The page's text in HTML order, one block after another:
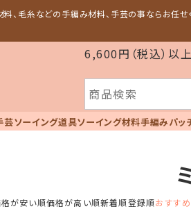
、毛糸などの手編み材料、手芸の事ならお任
6,600円（税込）以
芸ソーイング道具ソーイング材料手編みパッ
が安い順価格が高い順新着順登録順おすす